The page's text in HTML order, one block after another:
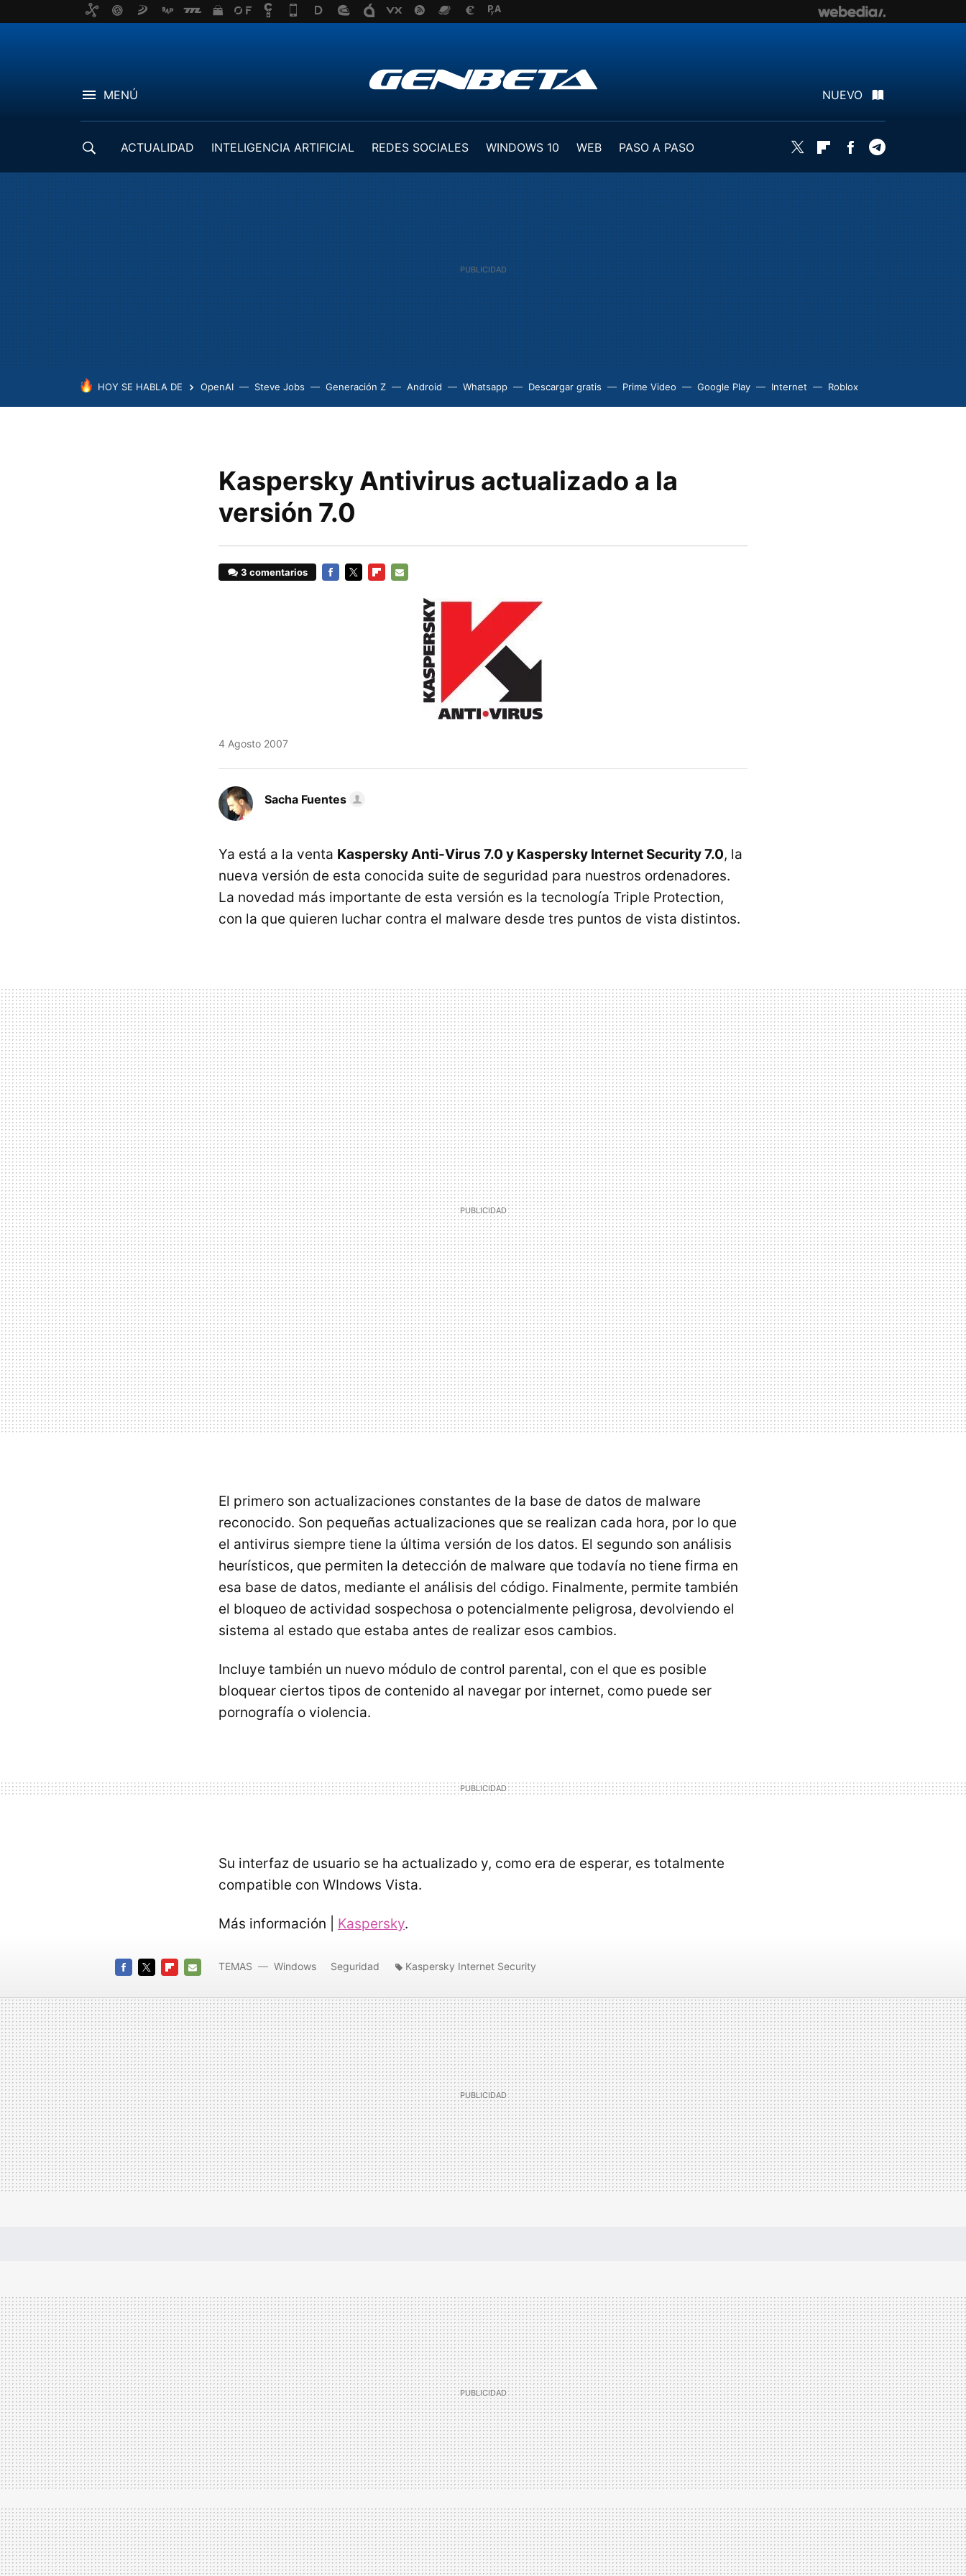
MENÚ NUEVO
ACTUALIDAD INTELIGENCIA ARTIFICIAL REDES SOCIALES WINDOWS 10 WEB
PASO A PASO
Twitter FlipboardFacebook
HOY SE HABLA DE OpenAI Steve Jobs Generación Z Android Whatsapp Descargar gratis Prime Video Google Play Internet Roblox
Kaspersky Antivirus actualizado a la
versión 7.0
3 comentarios
4 Agosto 2007
Sacha Fuentes
Ya está a la venta Kaspersky Anti-Virus 7.0 y Kaspersky Internet Security 7.0, la
nueva versión de esta conocida suite de seguridad para nuestros ordenadores.
La novedad más importante de esta versión es la tecnología Triple Protection,
con la que quieren luchar contra el malware desde tres puntos de vista distintos.
El primero son actualizaciones constantes de la base de datos de malware
reconocido. Son pequeñas actualizaciones que se realizan cada hora, por lo que
el antivirus siempre tiene la última versión de los datos. El segundo son análisis
heurísticos, que permiten la detección de malware que todavía no tiene firma en
esa base de datos, mediante el análisis del código. Finalmente, permite también
el bloqueo de actividad sospechosa o potencialmente peligrosa, devolviendo el
sistema al estado que estaba antes de realizar esos cambios.
Incluye también un nuevo módulo de control parental, con el que es posible
bloquear ciertos tipos de contenido al navegar por internet, como puede ser
pornografía o violencia.
Su interfaz de usuario se ha actualizado y, como era de esperar, es totalmente
compatible con WIndows Vista.
Más información | Kaspersky.
MAIL
TEMAS Windows Seguridad Kaspersky Internet Security